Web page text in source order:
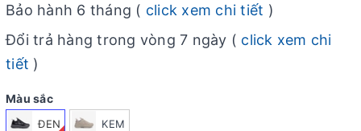
Bảo hành 6 tháng ( click xem chi tiết )
Đổi trả hàng trong vòng 7 ngày ( click xem chi
tiết )
Màu sắc
ĐEN KEM